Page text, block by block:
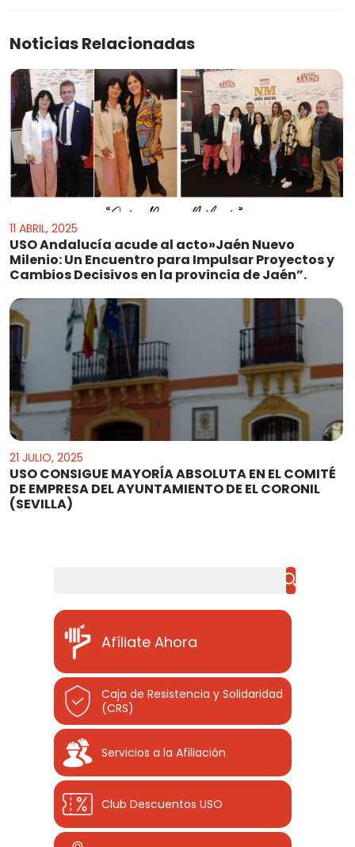
Noticias Relacionadas
11 ABRIL, 2025
USO Andalucía acude al acto»Jaén Nuevo
Milenio: Un Encuentro para Impulsar Proyectos y
Cambios Decisivos en la provincia de Jaén”.
21 JULIO, 2025
USO CONSIGUE MAYORĺA ABSOLUTA EN EL COMITÉ
DE EMPRESA DEL AYUNTAMIENTO DE EL CORONIL
(SEVILLA)
Afíliate Ahora
Caja de Resistencia y Solidaridad
(CRS)
Servicios a la Afiliación
Club Descuentos USO